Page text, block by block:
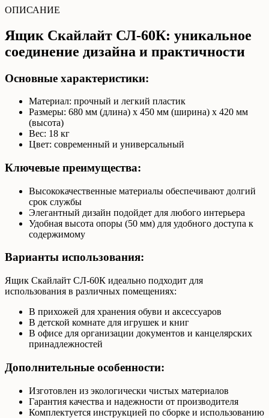
ОПИСАНИЕ
Ящик Скайлайт СЛ-60К: уникальное
соединение дизайна и практичности
Основные характеристики:
Материал: прочный и легкий пластик
Размеры: 680 мм (длина) х 450 мм (ширина) х 420 мм
(высота)
Вес: 18 кг
Цвет: современный и универсальный
Ключевые преимущества:
Высококачественные материалы обеспечивают долгий
срок службы
Элегантный дизайн подойдет для любого интерьера
Удобная высота опоры (50 мм) для удобного доступа к
содержимому
Варианты использования:
Ящик Скайлайт СЛ-60К идеально подходит для
использования в различных помещениях:
В прихожей для хранения обуви и аксессуаров
В детской комнате для игрушек и книг
В офисе для организации документов и канцелярских
принадлежностей
Дополнительные особенности:
Изготовлен из экологически чистых материалов
Гарантия качества и надежности от производителя
Комплектуется инструкцией по сборке и использованию